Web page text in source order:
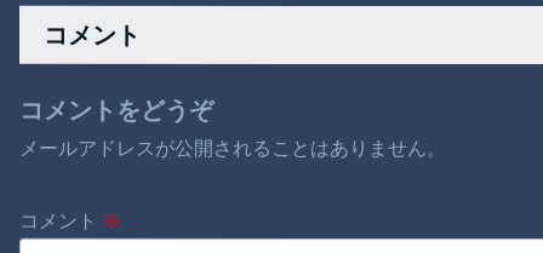
てしまった結果……
コメント
コメントをどうぞ
メールアドレスが公開されることはありません。
コメント ※